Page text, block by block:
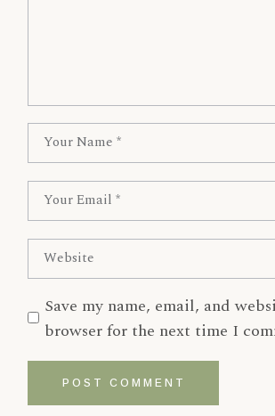
Save my name, email, and
browser for the next time I
POST COMMENT